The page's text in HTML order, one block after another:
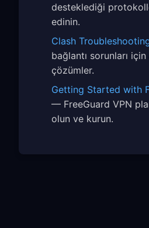
desteklediği
edinin.
Clash
bağlantı sorunları için
çözümler.
Getting Started with
— FreeGuard VPN
olun ve kurun.